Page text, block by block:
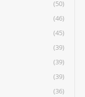
(50)
(46)
(45)
(39)
(39)
(39)
(36)